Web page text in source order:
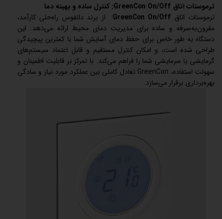
ترموستات اتاق GreenCon On/Off: کنترل ساده و بهینه دما
ترموستات اتاق GreenCon On/Off از برند دانفوس راه‌حلی کارآمد،
مقرون‌به‌صرفه و ساده برای مدیریت دمای محیط ارائه می‌دهد. این
دستگاه به طور خاص برای حفظ دمای آسایش شما با کمترین پیچیدگی
طراحی شده است، و امکان کنترل مستقیم و قابل اعتماد سیستم‌های
گرمایشی یا سرمایشی شما را فراهم می‌کند. با تمرکز بر قابلیت اطمینان و
سهولت استفاده، GreenCon تعادل کاملی بین عملکرد مورد نیاز و سادگی
بهره‌برداری برقرار می‌سازد.